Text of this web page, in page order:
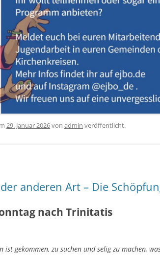
29. Januar 2026von admin veröffentlicht.
anderen Art – Die
nach Trinitatis
ist gekommen, zu suchen und selig zu machen,